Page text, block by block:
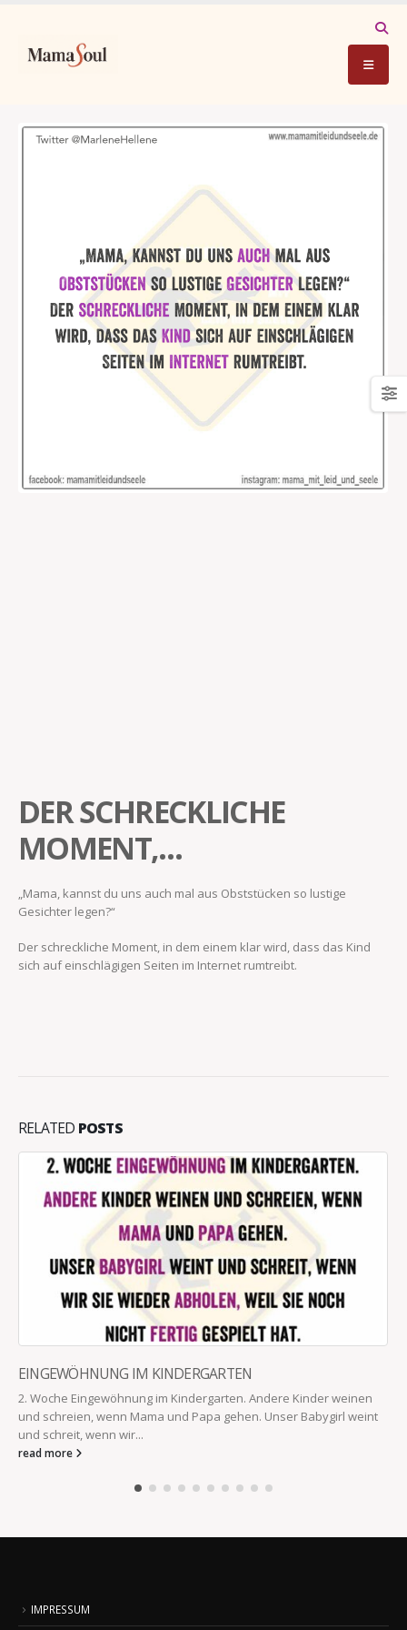
DER SCHRECKLICHE
MOMENT,…
„Mama, kannst du uns auch mal aus Obststücken so lustige
Gesichter legen?“
Der schreckliche Moment, in dem einem klar wird, dass das Kind
sich auf einschlägigen Seiten im Internet rumtreibt.
RELATED POSTS
EINGEWÖHNUNG IM KINDERGARTEN
2. Woche Eingewöhnung im Kindergarten. Andere Kinder weinen
und schreien, wenn Mama und Papa gehen. Unser Babygirl weint
und schreit, wenn wir...
read more
IMPRESSUM